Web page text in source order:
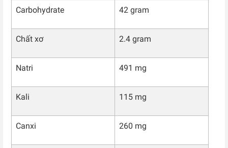
Carbohydrate 42 gram
Chất xơ 2.4 gram
Natri 491 mg
Kali 115 mg
Canxi 260 mg